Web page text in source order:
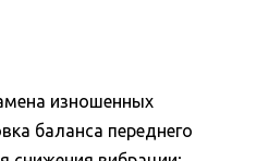
изношенных
баланса переднего